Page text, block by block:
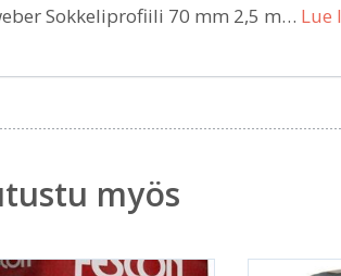
Sokkeliprofiili 70 mm 2,5 m… Lue
myös